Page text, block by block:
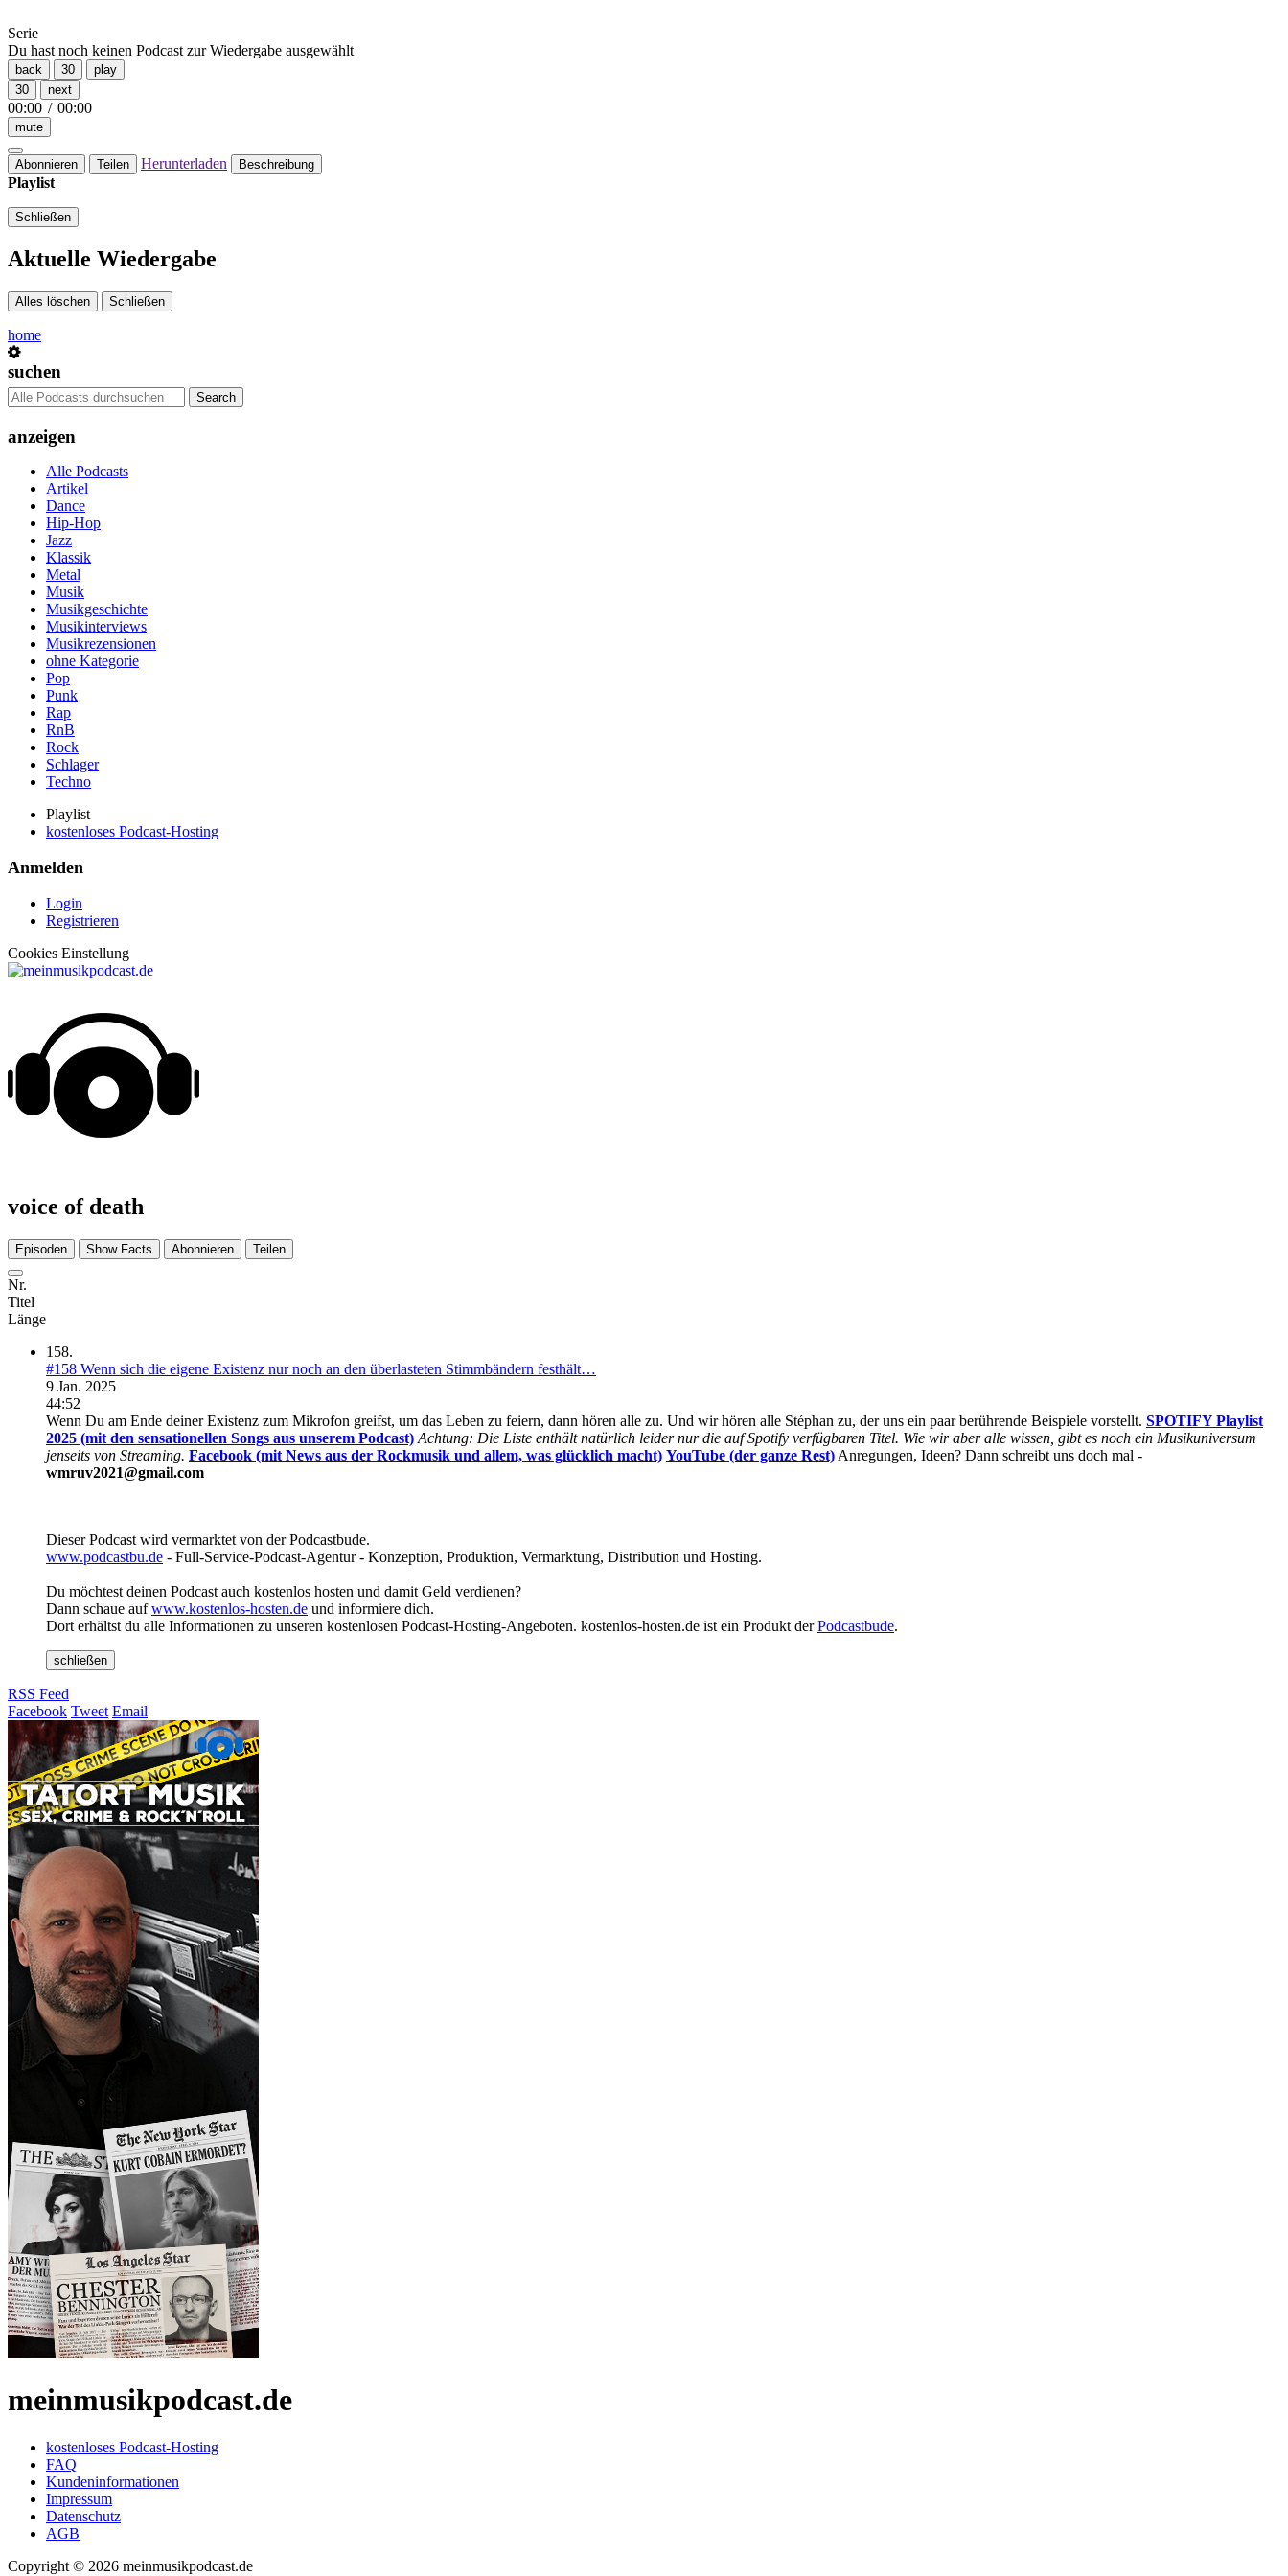
Serie
Du hast noch keinen Podcast zur Wiedergabe ausgewählt
back 30
play
30
next
00:00 / 00:00
mute
Abonnieren Teilen Herunterladen Beschreibung
Playlist
Schließen
Aktuelle Wiedergabe
Alles löschen Schließen
home
suchen
anzeigen
Alle Podcasts
Artikel
Dance
Hip-Hop
Jazz
Klassik
Metal
Musik
Musikgeschichte
Musikinterviews
Musikrezensionen
ohne Kategorie
Pop
Punk
Rap
RnB
Rock
Schlager
Techno
Playlist
kostenloses Podcast-Hosting
Anmelden
Login
Registrieren
Cookies Einstellung
voice of death
Episoden Show Facts Abonnieren Teilen
Nr.
Titel
Länge
158.
#158 Wenn sich die eigene Existenz nur noch an den überlasteten Stimmbändern festhält…
9 Jan. 2025
44:52
Wenn Du am Ende deiner Existenz zum Mikrofon greifst, um das Leben zu feiern, dann hören alle zu. Und wir hören alle Stéphan zu, der uns ein paar berührende Beispiele vorstellt. SPOTIFY Playlist
2025 (mit den sensationellen Songs aus unserem Podcast) Achtung: Die Liste enthält natürlich leider nur die auf Spotify verfügbaren Titel. Wie wir aber alle wissen, gibt es noch ein Musikuniversum
jenseits von Streaming. Facebook (mit News aus der Rockmusik und allem, was glücklich macht) YouTube (der ganze Rest) Anregungen, Ideen? Dann schreibt uns doch mal -
wmruv2021@gmail.com
Dieser Podcast wird vermarktet von der Podcastbude.
www.podcastbu.de - Full-Service-Podcast-Agentur - Konzeption, Produktion, Vermarktung, Distribution und Hosting.
Du möchtest deinen Podcast auch kostenlos hosten und damit Geld verdienen?
Dann schaue aufwww.kostenlos-hosten.de und informiere dich.
Dort erhältst du alle Informationen zu unseren kostenlosen Podcast-Hosting-Angeboten. kostenlos-hosten.de ist ein Produkt derPodcastbude.
schließen
RSS Feed
Facebook Tweet Email
meinmusikpodcast.de
kostenloses Podcast-Hosting
FAQ
Kundeninformationen
Impressum
Datenschutz
AGB
Copyright © 2026 meinmusikpodcast.de